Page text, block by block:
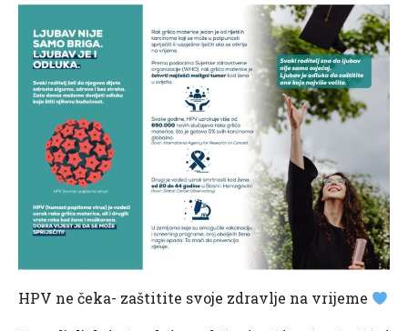
HPV ne čeka- zaštitite svoje zdravlje na vrijeme